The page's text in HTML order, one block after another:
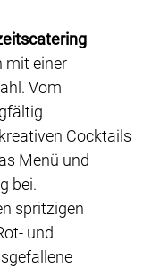
mit einer
Vom
Cocktails
Menü und
bei.
spritzigen
und